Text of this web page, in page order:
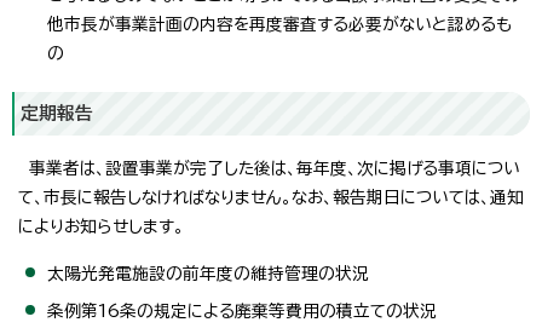
他市長が事業計画の内容を再度審査する必要がないと認めるも
の
定期報告
事業者は、設置事業が完了した後は、毎年度、次に掲げる事項につい
て、市長に報告しなければなりません。なお、報告期日については、通知
によりお知らせします。
太陽光発電施設の前年度の維持管理の状況
条例第16条の規定による廃棄等費用の積立ての状況